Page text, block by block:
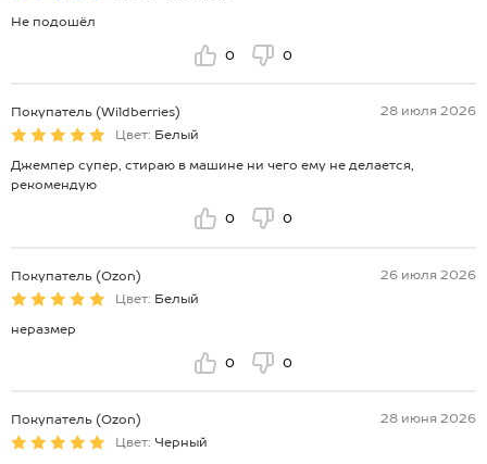
Не подошёл
0 0
Покупатель (Wildberries)
28 июля 2026
Цвет: Белый
Джемпер супер, стираю в машине ни чего ему не делается,
рекомендую
0 0
Покупатель (Ozon)
26 июля 2026
Цвет: Белый
неразмер
0 0
Покупатель (Ozon)
28 июня 2026
Цвет: Черный